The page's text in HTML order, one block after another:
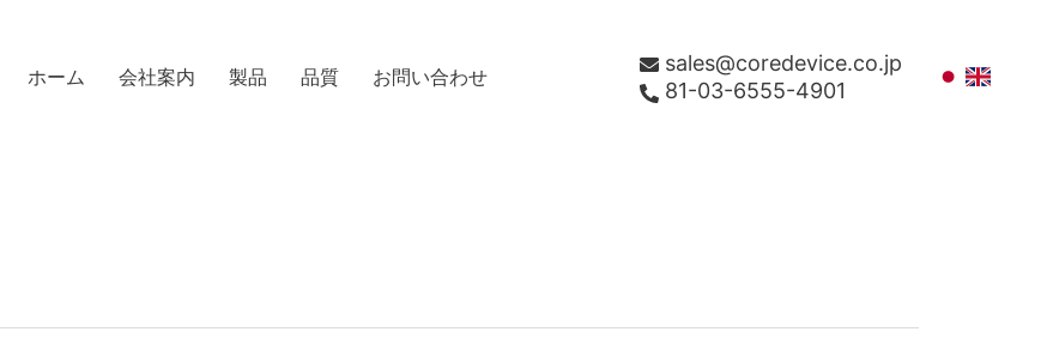
ホーム 会社案内 製品 品質 お問い合わせ
sales@coredevice.co.jp
81-03-6555-4901